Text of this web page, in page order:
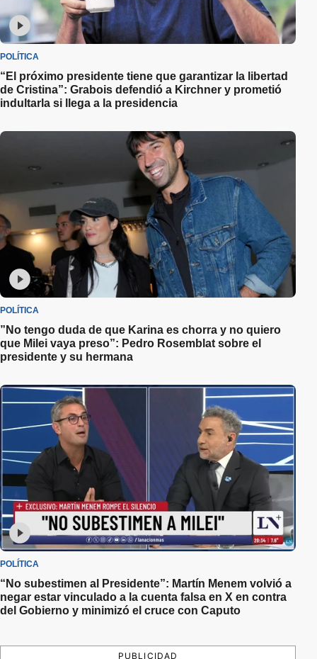
POLÍTICA
“El próximo presidente tiene que garantizar la libertad
de Cristina”: Grabois defendió a Kirchner y prometió
indultarla si llega a la presidencia
POLÍTICA
”No tengo duda de que Karina es chorra y no quiero
que Milei vaya preso”: Pedro Rosemblat sobre el
presidente y su hermana
POLÍTICA
“No subestimen al Presidente”: Martín Menem volvió a
negar estar vinculado a la cuenta falsa en X en contra
del Gobierno y minimizó el cruce con Caputo
PUBLICIDAD